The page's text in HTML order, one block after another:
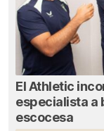
El Athletic
especialista a
escocesa